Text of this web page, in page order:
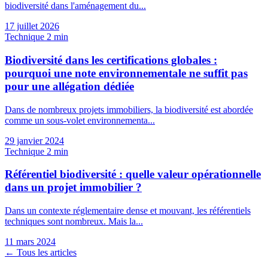
biodiversité dans l'aménagement du...
17 juillet 2026
Technique 2 min
Biodiversité dans les certifications globales :
pourquoi une note environnementale ne suffit pas
pour une allégation dédiée
Dans de nombreux projets immobiliers, la biodiversité est abordée
comme un sous-volet environnementa...
29 janvier 2024
Technique 2 min
Référentiel biodiversité : quelle valeur opérationnelle
dans un projet immobilier ?
Dans un contexte réglementaire dense et mouvant, les référentiels
techniques sont nombreux. Mais la...
11 mars 2024
← Tous les articles